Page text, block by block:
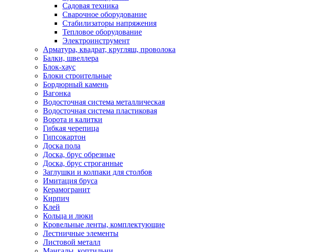
Садовая техника
Сварочное оборудование
Стабилизаторы напряжения
Тепловое оборудование
Электроинструмент
Арматура, квадрат, кругляш, проволока
Балки, швеллера
Блок-хаус
Блоки строительные
Бордюрный камень
Вагонка
Водосточная система металлическая
Водосточная система пластиковая
Ворота и калитки
Гибкая черепица
Гипсокартон
Доска пола
Доска, брус обрезные
Доска, брус строганные
Заглушки и колпаки для столбов
Имитация бруса
Керамогранит
Кирпич
Клей
Кольца и люки
Кровельные ленты, комплектующие
Лестничные элементы
Листовой металл